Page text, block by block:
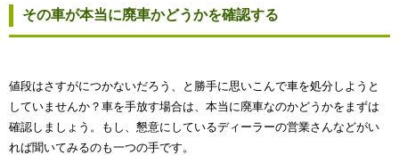
その車が本当に廃車かどうかを確認する
値段はさすがにつかないだろう、と勝手に思いこんで車を処分しようと
していませんか？車を手放す場合は、本当に廃車なのかどうかをまずは
確認しましょう。もし、懇意にしているディーラーの営業さんなどがい
れば聞いてみるのも一つの手です。